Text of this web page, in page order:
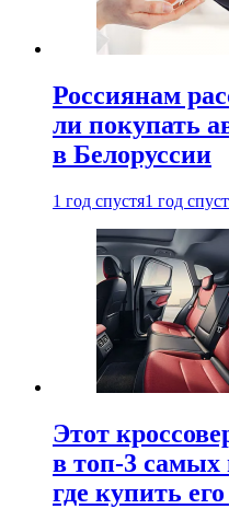
Россиянам
ли покупать
в Белоруссии
1 год спустя1 год
Этот
в топ-3
где купить